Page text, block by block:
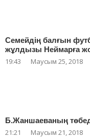
Семейдің балғын
жұлдызы Неймарға
19:43 Маусым 25, 2018
Б.Жаншаеваның
21:21 Маусым 21, 2018